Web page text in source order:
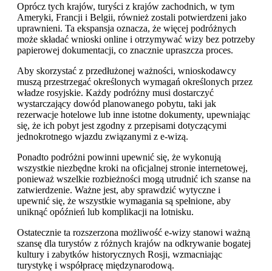
Oprócz tych krajów, turyści z krajów zachodnich, w tym
Ameryki, Francji i Belgii, również zostali potwierdzeni jako
uprawnieni. Ta ekspansja oznacza, że więcej podróżnych
może składać wnioski online i otrzymywać wizy bez potrzeby
papierowej dokumentacji, co znacznie upraszcza proces.
Aby skorzystać z przedłużonej ważności, wnioskodawcy
muszą przestrzegać określonych wymagań określonych przez
władze rosyjskie. Każdy podróżny musi dostarczyć
wystarczający dowód planowanego pobytu, taki jak
rezerwacje hotelowe lub inne istotne dokumenty, upewniając
się, że ich pobyt jest zgodny z przepisami dotyczącymi
jednokrotnego wjazdu związanymi z e-wizą.
Ponadto podróżni powinni upewnić się, że wykonują
wszystkie niezbędne kroki na oficjalnej stronie internetowej,
ponieważ wszelkie rozbieżności mogą utrudnić ich szanse na
zatwierdzenie. Ważne jest, aby sprawdzić wytyczne i
upewnić się, że wszystkie wymagania są spełnione, aby
uniknąć opóźnień lub komplikacji na lotnisku.
Ostatecznie ta rozszerzona możliwość e-wizy stanowi ważną
szansę dla turystów z różnych krajów na odkrywanie bogatej
kultury i zabytków historycznych Rosji, wzmacniając
turystykę i współpracę międzynarodową.